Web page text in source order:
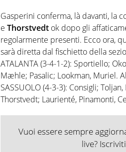
Gasperini conferma, là davanti, la
e Thorstvedt ok dopo gli
regolarmente presenti. Ecco ora,
sarà diretta dal fischietto della
ATALANTA (3-4-1-2): Sportiello;
Mæhle; Pasalic; Lookman, Muriel.
SASSUOLO (4-3-3): Consigli;
Thorstvedt; Laurienté, Pinamonti,
Vuoi essere sempre
live?